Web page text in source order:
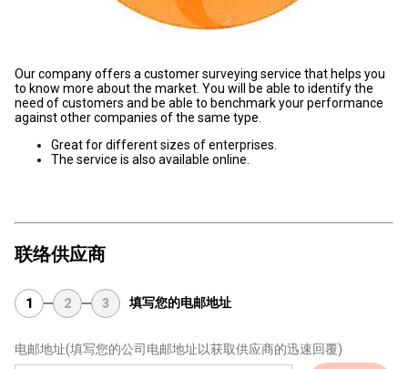
Our company offers a customer surveying service that helps you
to know more about the market. You will be able to identify the
need of customers and be able to benchmark your performance
against other companies of the same type.
Great for different sizes of enterprises.
The service is also available online.
联络供应商
1 2 3 填写您的电邮地址
电邮地址(填写您的公司电邮地址以获取供应商的迅速回覆)